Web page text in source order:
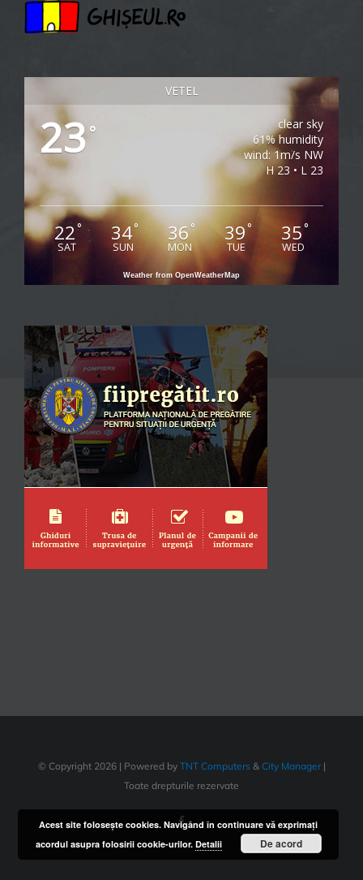
VETEL
23°
clear sky
61% humidity
wind: 1m/s NW
H 23 • L 23
22°
SAT
34°
SUN
36°
MON
39°
TUE
35°
WED
Weather from OpenWeatherMap
© Copyright 2026 | Powered by TNT Computers& City Manager|
Toate drepturile rezervate
Facebook
Acest site foloseşte cookies. Navigând în continuare vă exprimaţi
acordul asupra folosirii cookie-urilor. Detalii De acord